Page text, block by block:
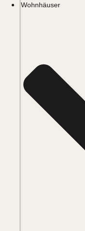
Wohnhäuser